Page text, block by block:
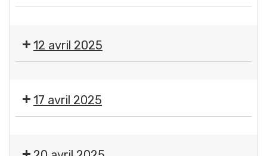
brocante
-
les
Jeunes
12 avril 2025
Grand
nettoyage
printemps
17 avril 2025